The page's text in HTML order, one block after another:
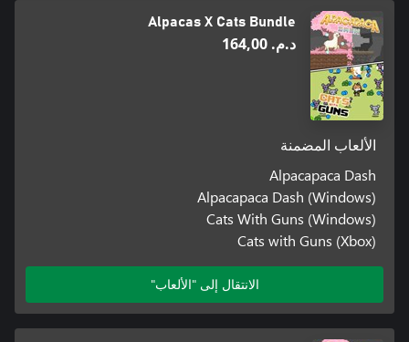
Alpacas X Cats Bundle
د.م.‏ 164,00
الألعاب المضمنة
Alpacapaca Dash
Alpacapaca Dash (Windows)
Cats With Guns (Windows)
Cats with Guns (Xbox)
الانتقال إلى "الألعاب"